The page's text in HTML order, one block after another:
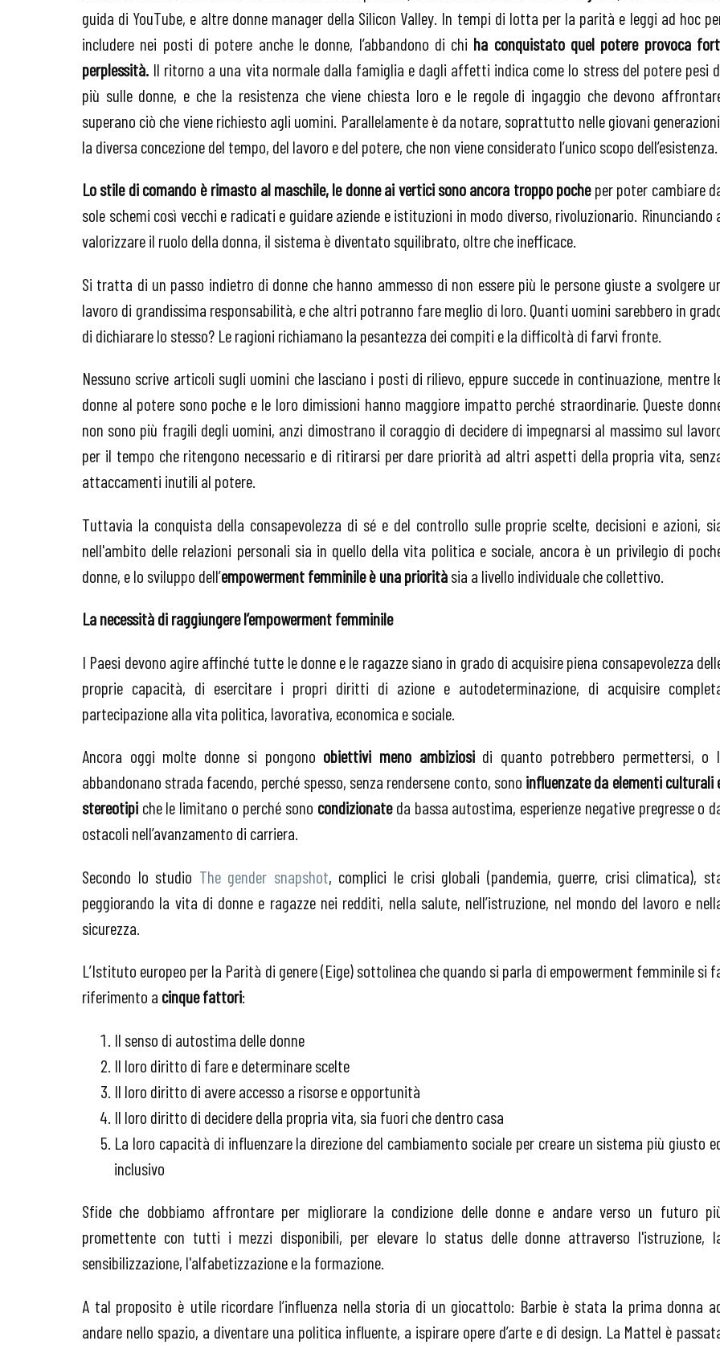
guida di YouTube, e altre donne manager della Silicon Valley. In tempi di lotta per la parità e leggi ad hoc
includere nei posti di potere anche le donne, l’abbandono di chi ha conquistato quel potere provoca
perplessità. Il ritorno a una vita normale dalla famiglia e dagli affetti indica come lo stress del potere pesi
più sulle donne, e che la resistenza che viene chiesta loro e le regole di ingaggio che devono
superano ciò che viene richiesto agli uomini. Parallelamente è da notare, soprattutto nelle giovani
la diversa concezione del tempo, del lavoro e del potere, che non viene considerato l’unico scopo dell’esistenza.
Lo stile di comando è rimasto al maschile, le donne ai vertici sono ancora troppo pocheper poter cambiare
sole schemi così vecchi e radicati e guidare aziende e istituzioni in modo diverso, rivoluzionario. Rinunciando
valorizzare il ruolo della donna, il sistema è diventato squilibrato, oltre che inefficace.
Si tratta di un passo indietro di donne che hanno ammesso di non essere più le persone giuste a svolgere
lavoro di grandissima responsabilità, e che altri potranno fare meglio di loro. Quanti uomini sarebbero in
di dichiarare lo stesso? Le ragioni richiamano la pesantezza dei compiti e la difficoltà di farvi fronte.
Nessuno scrive articoli sugli uomini che lasciano i posti di rilievo, eppure succede in continuazione, mentre
donne al potere sono poche e le loro dimissioni hanno maggiore impatto perché straordinarie. Queste
non sono più fragili degli uomini, anzi dimostrano il coraggio di decidere di impegnarsi al massimo sul
per il tempo che ritengono necessario e di ritirarsi per dare priorità ad altri aspetti della propria vita,
attaccamenti inutili al potere.
Tuttavia la conquista della consapevolezza di sé e del controllo sulle proprie scelte, decisioni e azioni,
nell'ambito delle relazioni personali sia in quello della vita politica e sociale, ancora è un privilegio di
donne, e lo sviluppo dell’empowerment femminile è una prioritàsia a livello individuale che collettivo.
La necessità di raggiungere l’empowerment femminile
I Paesi devono agire affinché tutte le donne e le ragazze siano in grado di acquisire piena consapevolezza
proprie capacità, di esercitare i propri diritti di azione e autodeterminazione, di acquisire
partecipazione alla vita politica, lavorativa, economica e sociale.
Ancora oggi molte donne si pongono obiettivi meno ambiziosi di quanto potrebbero permettersi, o
abbandonano strada facendo, perché spesso, senza rendersene conto, sono influenzate da elementi culturali
stereotipi che le limitano o perché sono condizionate da bassa autostima, esperienze negative pregresse o
ostacoli nell’avanzamento di carriera.
Secondo lo studio The gender snapshot, complici le crisi globali (pandemia, guerre, crisi climatica),
peggiorando la vita di donne e ragazze nei redditi, nella salute, nell’istruzione, nel mondo del lavoro e
sicurezza.
L’Istituto europeo per la Parità di genere (Eige) sottolinea che quando si parla di empowerment femminile si
riferimento a cinque fattori:
Il senso di autostima delle donne
Il loro diritto di fare e determinare scelte
Il loro diritto di avere accesso a risorse e opportunità
Il loro diritto di decidere della propria vita, sia fuori che dentro casa
La loro capacità di influenzare la direzione del cambiamento sociale per creare un sistema più giusto
inclusivo
Sfide che dobbiamo affrontare per migliorare la condizione delle donne e andare verso un futuro
promettente con tutti i mezzi disponibili, per elevare lo status delle donne attraverso l'istruzione,
sensibilizzazione, l'alfabetizzazione e la formazione.
A tal proposito è utile ricordare l’influenza nella storia di un giocattolo: Barbie è stata la prima donna
andare nello spazio, a diventare una politica influente, a ispirare opere d’arte e di design. La Mattel è